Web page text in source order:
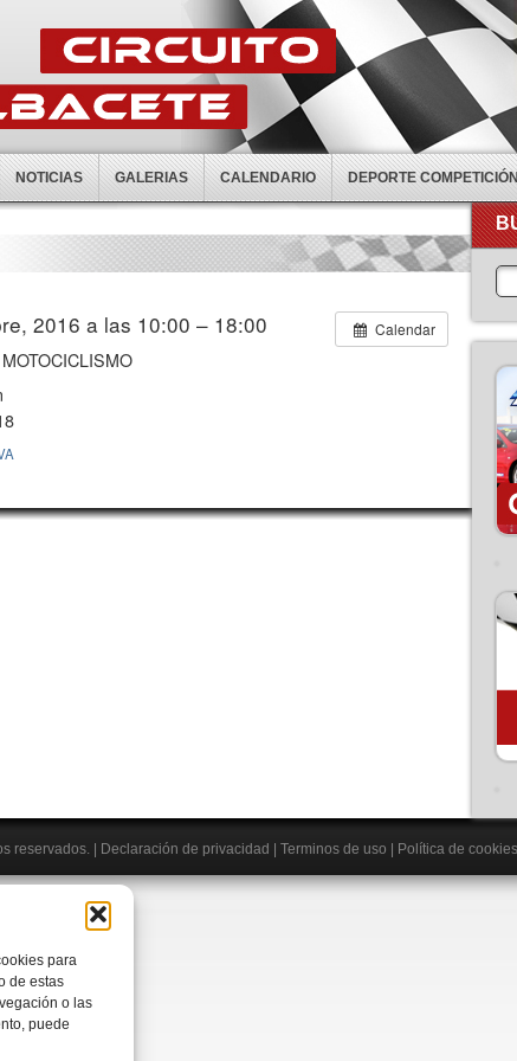
para
de estas
o las
puede
NOTICIAS GALERIAS CALENDARIO DEPORTE COMPETICIÓN
Calendar
2016 a las 10:00 – 18:00
reservados. Declaración de privacidad Terminos de uso Política de cookies